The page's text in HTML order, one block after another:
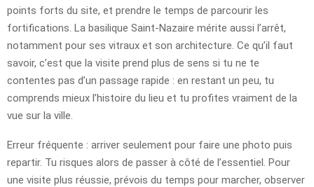
points forts du site, et prendre le temps de parcourir les
fortifications. La basilique Saint-Nazaire mérite aussi l’arrêt,
notamment pour ses vitraux et son architecture. Ce qu’il faut
savoir, c’est que la visite prend plus de sens si tu ne te
contentes pas d’un passage rapide : en restant un peu, tu
comprends mieux l’histoire du lieu et tu profites vraiment de la
vue sur la ville.
Erreur fréquente : arriver seulement pour faire une photo puis
repartir. Tu risques alors de passer à côté de l’essentiel. Pour
une visite plus réussie, prévois du temps pour marcher, observer